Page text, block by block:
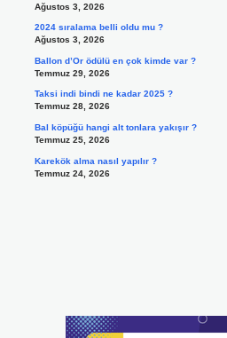
Ağustos 3, 2026
2024 sıralama belli oldu mu ?
Ağustos 3, 2026
Ballon d’Or ödülü en çok kimde var ?
Temmuz 29, 2026
Taksi indi bindi ne kadar 2025 ?
Temmuz 28, 2026
Bal köpüğü hangi alt tonlara yakışır ?
Temmuz 25, 2026
Karekök alma nasıl yapılır ?
Temmuz 24, 2026